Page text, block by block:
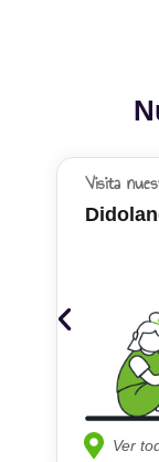
Visita
Ver